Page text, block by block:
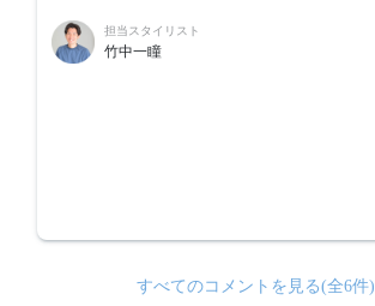
担当スタイリスト
竹中一瞳
すべてのコメントを見る(全6件)